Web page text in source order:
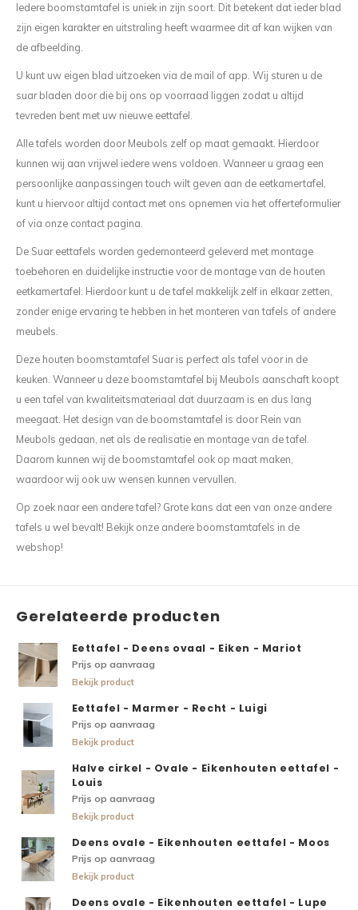
Iedere boomstamtafel is uniek in zijn soort. Dit betekent dat ieder blad
zijn eigen karakter en uitstraling heeft waarmee dit af kan wijken van
de afbeelding.
U kunt uw eigen blad uitzoeken via de mail of app. Wij sturen u de
suar bladen door die bij ons op voorraad liggen zodat u altijd
tevreden bent met uw nieuwe eettafel.
Alle tafels worden door Meubols zelf op maat gemaakt. Hierdoor
kunnen wij aan vrijwel iedere wens voldoen. Wanneer u graag een
persoonlijke aanpassingen touch wilt geven aan de eetkamertafel,
kunt u hiervoor altijd contact met ons opnemen via het offerteformulier
of via onze contact pagina.
De Suar eettafels worden gedemonteerd geleverd met montage
toebehoren en duidelijke instructie voor de montage van de houten
eetkamertafel. Hierdoor kunt u de tafel makkelijk zelf in elkaar zetten,
zonder enige ervaring te hebben in het monteren van tafels of andere
meubels.
Deze houten boomstamtafel Suar is perfect als tafel voor in de
keuken. Wanneer u deze boomstamtafel bij Meubols aanschaft koopt
u een tafel van kwaliteitsmateriaal dat duurzaam is en dus lang
meegaat. Het design van de boomstamtafel is door Rein van
Meubols gedaan, net als de realisatie en montage van de tafel.
Daarom kunnen wij de boomstamtafel ook op maat maken,
waardoor wij ook uw wensen kunnen vervullen.
Op zoek naar een andere tafel? Grote kans dat een van onze andere
tafels u wel bevalt! Bekijk onze andere boomstamtafels in de
webshop!
Gerelateerde producten
Eettafel - Deens ovaal - Eiken - Mariot
Prijs op aanvraag
Bekijk product
Eettafel - Marmer - Recht - Luigi
Prijs op aanvraag
Bekijk product
Halve cirkel - Ovale - Eikenhouten eettafel -
Louis
Prijs op aanvraag
Bekijk product
Deens ovale - Eikenhouten eettafel - Moos
Prijs op aanvraag
Bekijk product
Deens ovale - Eikenhouten eettafel - Lupe